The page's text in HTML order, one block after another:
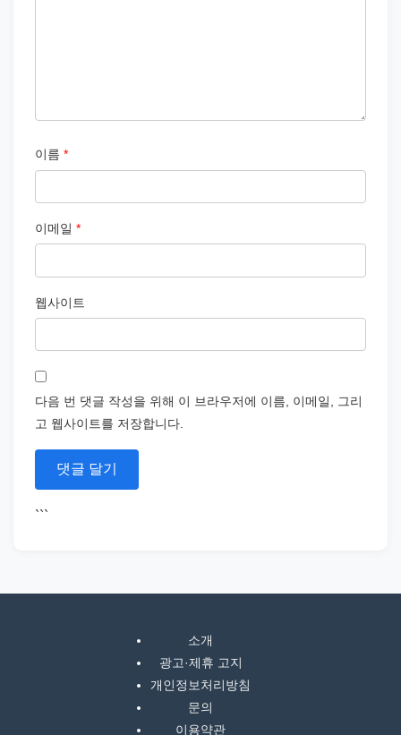
이름 *
이메일 *
웹사이트
다음 번 댓글 작성을 위해 이 브라우저에 이름, 이메일, 그리
고 웹사이트를 저장합니다.
```
소개
광고·제휴 고지
개인정보처리방침
문의
이용약관